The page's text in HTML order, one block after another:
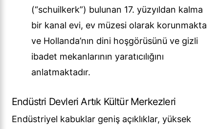
(“schuilkerk”) bulunan 17. yüzyıldan kalma
bir kanal evi, ev müzesi olarak korunmakta
ve Hollanda’nın dini hoşgörüsünü ve gizli
ibadet mekanlarının yaratıcılığını
anlatmaktadır.
Endüstri Devleri Artık Kültür Merkezleri
Endüstriyel kabuklar geniş açıklıklar, yüksek